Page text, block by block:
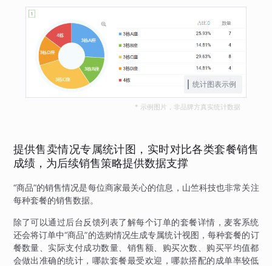
统计图表示例
* 示例图片，非品牌方真实统计数据
提供售卖情况专属统计图，实时对比各类套餐销售
成绩，为后续销售策略提供数据支撑
“商品”的销售情况是每位商家最关心的信息，山竺科技也非常关注
每种套餐的销售数据。
除了可以通过后台反馈列表了解每个订单的套餐详情，麦客系统
还会将订单中“商品”的选购情况生成专属统计视图，每种套餐的订
餐数量、实际支付成功数量、销售额、购买次数、购买平均值都
会做出准确的统计，哪款套餐最受欢迎，哪款搭配的成单率较低